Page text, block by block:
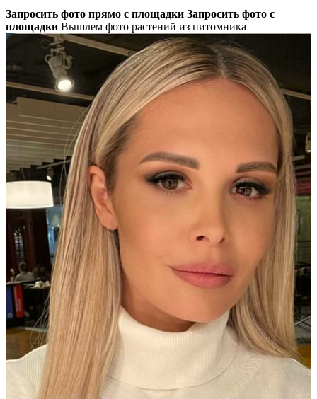
Запросить фото прямо с площадки Запросить фото с
площадки Вышлем фото растений из питомника